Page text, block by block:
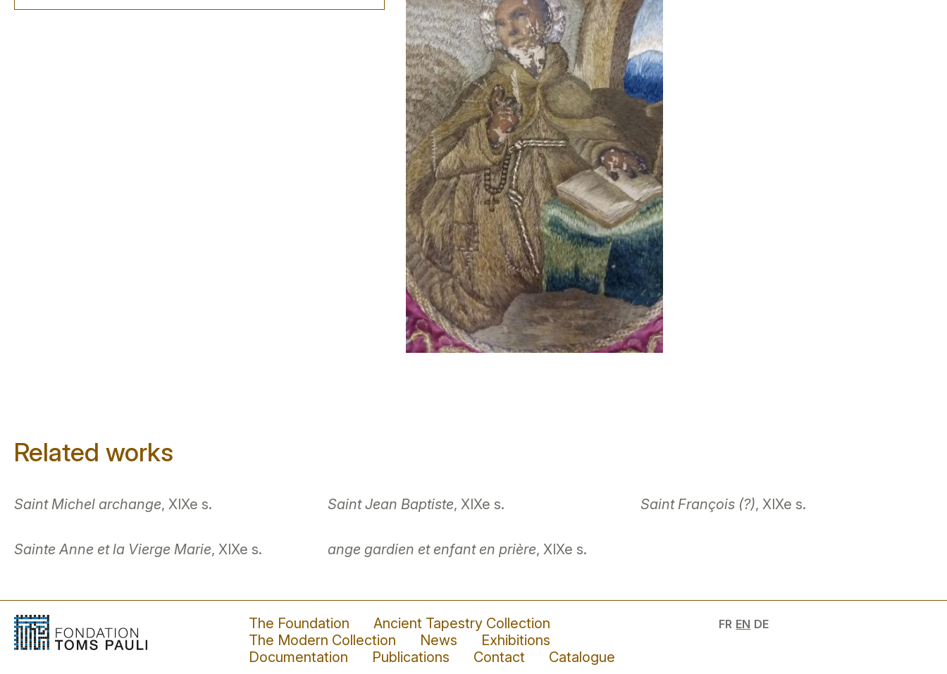
Related works
Saint Michel archange, XIXe s. Saint Jean Baptiste, XIXe s. Saint François (?), XIXe s.
Sainte Anne et la Vierge Marie, XIXe s. ange gardien et enfant en prière, XIXe s.
The Foundation
Ancient Tapestry Collection
The Modern Collection
News
Exhibitions
Documentation
Publications Contact Catalogue
FR EN DE